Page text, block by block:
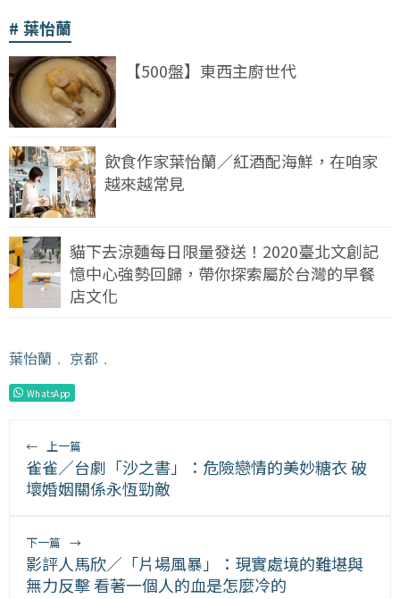
葉怡蘭
【500盤】東西主廚世代
飲食作家葉怡蘭／紅酒配海鮮，在咱家
越來越常見
貓下去涼麵每日限量發送！2020臺北文創記
憶中心強勢回歸，帶你探索屬於台灣的早餐
店文化
葉怡蘭 ﹒ 京都 ﹒
WhatsApp
← 上一篇
雀雀／台劇「沙之書」：危險戀情的美妙糖衣 破
壞婚姻關係永恆勁敵
下一篇 →
影評人馬欣／「片場風暴」：現實處境的難堪與
無力反擊 看著一個人的血是怎麼冷的